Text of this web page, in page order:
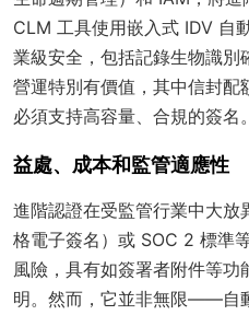
CLM 工具使用嵌入式 IDV 自
業級安全，包括記錄生物識
營運特別有價值，其中信封配
必須支持高容量、合規的簽名。
益處、成本和監管適應性
進階認證在受監管行業中大放
格電子簽名）或 SOC 2 標準
風險，具有如簽署者附件等
明。然而，它並非無限——自